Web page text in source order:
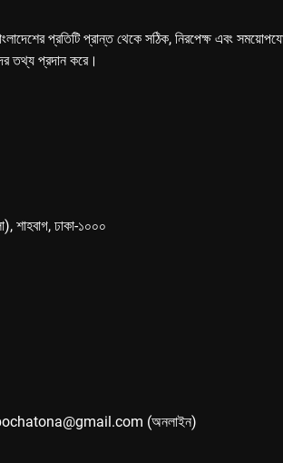
প্রতিটি প্রান্ত থেকে সঠিক, নিরপেক্ষ এবং
তথ্য প্রদান করে।
শাহবাগ, ঢাকা-১০০০
(অনলাইন)